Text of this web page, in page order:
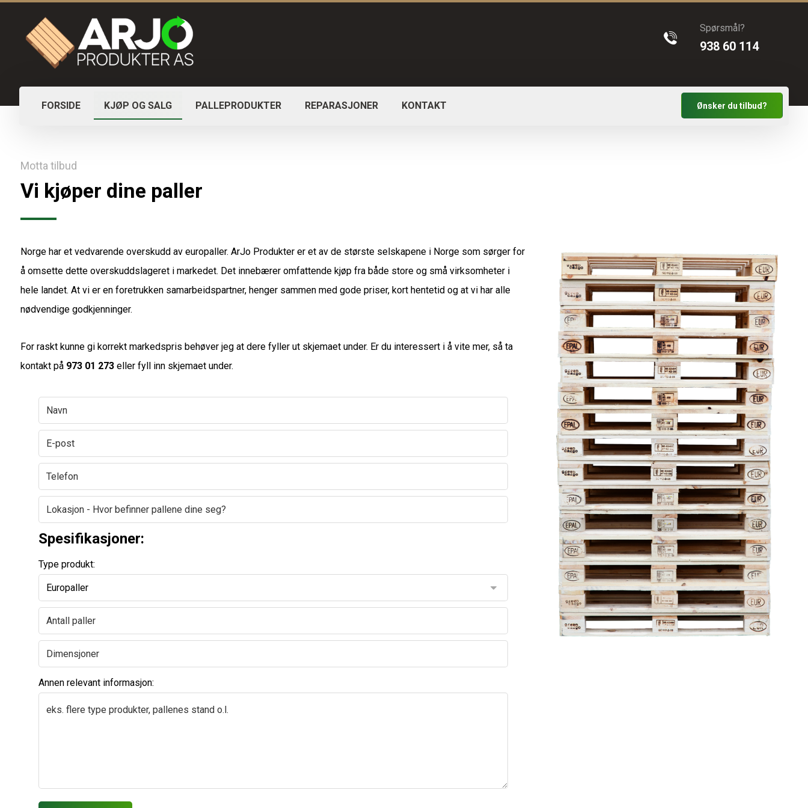
Spørsmål?
938 60 114
FORSIDE KJØP OG SALG PALLEPRODUKTER REPARASJONER KONTAKT Ønsker du tilbud?
Motta tilbud
Vi kjøper dine paller
Norge har et vedvarende overskudd av europaller. ArJo Produkter er et av de største selskapene i Norge som sørger for
å omsette dette overskuddslageret i markedet. Det innebærer omfattende kjøp fra både store og små virksomheter i
hele landet. At vi er en foretrukken samarbeidspartner, henger sammen med gode priser, kort hentetid og at vi har alle
nødvendige godkjenninger.
For raskt kunne gi korrekt markedspris behøver jeg at dere fyller ut skjemaet under. Er du interessert i å vite mer, så ta
kontakt på 973 01 273eller fyll inn skjemaet under.
Spesifikasjoner:
Type produkt:
Annen relevant informasjon: